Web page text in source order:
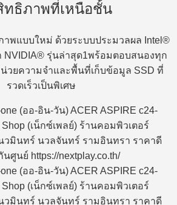
ทธิภาพที่เหนือชั้น
าพแบบใหม่ ด้วยระบบประมวลผล Intel®
NVIDIA® รุ่นล่าสุด1พร้อมตอบสนองทุก
วยความจำและพื้นที่เก็บข้อมูล SSD ที่
รวดเร็วเป็นพิเศษ